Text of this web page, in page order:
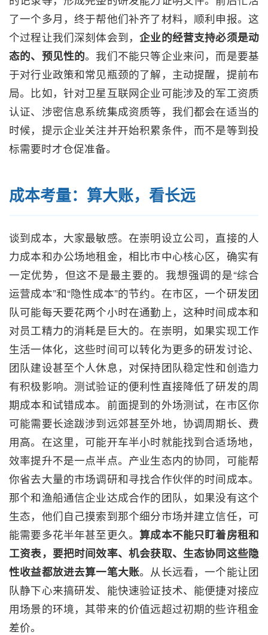
了一个多月，终于帮他们补齐了材料，顺利申报。这
个过程让我们深刻体会到，企业的经营支持必须是动
态的、预见性的。我们不能只等企业来问，而是要基
于对行业政策和常见瓶颈的了解，主动提醒，提前布
局。比如，针对卫星互联网企业可能涉及的军工资质
认证、涉密信息系统集成资质等，我们都会在适当的
时候，提示企业关注并开始积累条件，而不是等到投
标需要时才仓促准备。
成本考量：算大账，看长远
谈到成本，大家最敏感。在崇明设立公司，直接的人
力成本和办公场地租金，相比市中心核心区，确实有
一定优势，但这不是最主要的。我想强调的是“综合
运营成本”和“隐性成本”的节约。在市区，一个研发团
队可能每天要花两个小时在通勤上，这种时间成本和
对员工精力的消耗是巨大的。在崇明，如果实现工作
生活一体化，这些时间可以转化为更多的研发讨论、
团队建设甚至个人休息，对保持团队稳定性和创造力
有积极影响。测试验证的便利性直接降低了研发的周
期成本和试错成本。前面提到的外场测试，在市区你
可能需要长途跋涉到远郊甚至外地，协调周期长、费
用高。在这里，可能开车半小时就能找到合适场地，
效率提升不是一点半点。产业生态内的协同，可能帮
你省去大量的市场调研和寻找合作伙伴的时间成本。
那个和渔船通信企业达成合作的团队，如果没有这个
生态，他们自己摸索到那个细分市场并建立信任，可
能需要多花半年甚至更久。算成本不能只盯着房租和
工资表，要把时间效率、机会获取、生态协同这些隐
性收益都放进去算一笔大账。从长远看，一个能让团
队静下心来搞研发、能快速验证技术、能便捷对接应
用场景的环境，其带来的价值远超过初期的些许租金
差价。